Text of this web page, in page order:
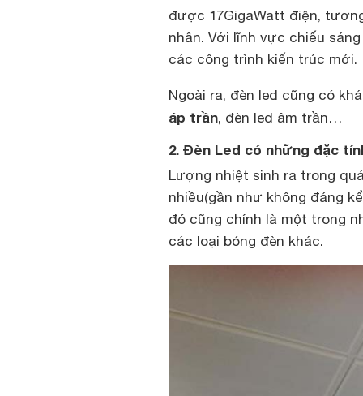
được 17GigaWatt điện,
nhân. Với lĩnh vực chiếu
các công trình kiến trúc mới.
Ngoài ra, đèn led cũng có
áp trần, đèn led âm trần…
2. Đèn Led có những đặc
Lượng nhiệt sinh ra trong
nhiều(gần như không đáng
đó cũng chính là một trong
các loại bóng đèn khác.